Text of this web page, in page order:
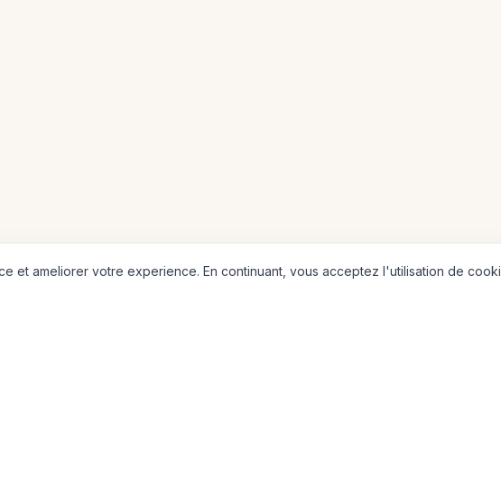
et ameliorer votre experience. En continuant, vous acceptez l'utilisation de